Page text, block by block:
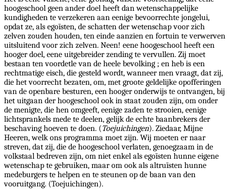
hoogeschool geen ander doel heeft dan wetenschappelijke
kundigheden te verzekeren aan eenige bevoorrechte jongelui,
opdat ze, als egoïsten, de schatten der wetenschap voor zich
zelven zouden houden, ten einde aanzien en fortuin te verwerven
uitsluitend voor zich zelven. Neen! eene hoogeschool heeft een
hooger doel, eene uitgebreider zending te vervullen. Zij moet
bestaan ten voordetle van de heele bevolking ; en heb is een
rechtmatige eisch, die gesteld wordt, wanneer men vraagt, dat zij,
die het voorrecht bezaten, om, met groote geldelijke opofferingen
van de openbare besturen, een hooger onderwijs te ontvangen, bij
het uitgaan der hoogeschool ook in staat zouden zijn, om onder
de menigte, die hen omgeeft, eenige zaden te strooien, eenige
lichtsprankels mede te deelen, gelijk de echte baanbrekers der
beschaving hoeven te doen. (Toejuichingen). Ziedaar, Mijne
Heeren, welk ons programma moet zijn. Wij moeten er naar
streven, dat zij, die de hoogeschool verlaten, genoegzaam in de
volkstaal bedreven zijn, om niet enkel als egoïsten hunne eigene
wetenschap te gebruiken, maar om ook als altruïsten hunne
medeburgers te helpen en te steunen op de baan van den
vooruitgang. (Toejuichingen).